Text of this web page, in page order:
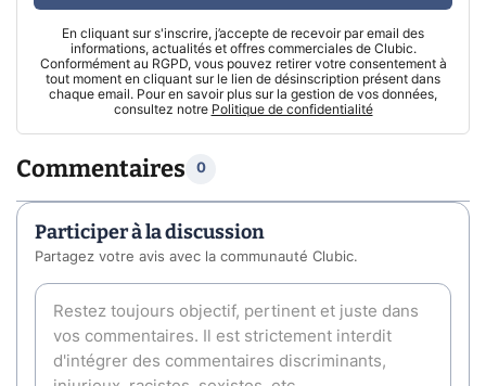
En cliquant sur s'inscrire, j’accepte de recevoir par email des
informations, actualités et offres commerciales de Clubic.
Conformément au RGPD, vous pouvez retirer votre consentement à
tout moment en cliquant sur le lien de désinscription présent dans
chaque email. Pour en savoir plus sur la gestion de vos données,
consultez notre Politique de confidentialité
Commentaires 0
Participer à la discussion
Partagez votre avis avec la communauté Clubic.